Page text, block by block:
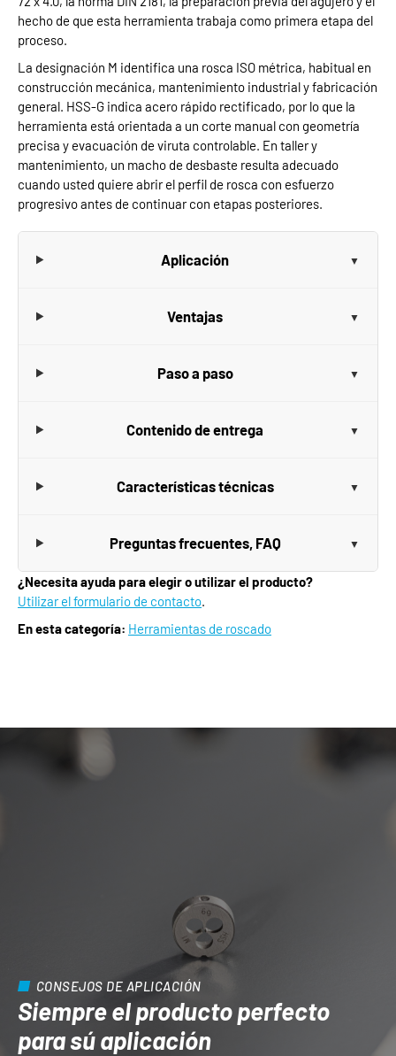
hecho de que esta herramienta trabaja como primera etapa del
proceso.
La designación M identifica una rosca ISO métrica, habitual en
construcción mecánica, mantenimiento industrial y fabricación
general. HSS-G indica acero rápido rectificado, por lo que la
herramienta está orientada a un corte manual con geometría
precisa y evacuación de viruta controlable. En taller y
mantenimiento, un macho de desbaste resulta adecuado
cuando usted quiere abrir el perfil de rosca con esfuerzo
progresivo antes de continuar con etapas posteriores.
Aplicación
Ventajas
Paso a paso
Contenido de entrega
Características técnicas
Preguntas frecuentes, FAQ
¿Necesita ayuda para elegir o utilizar el producto?
Utilizar el formulario de contacto.
En esta categoría: Herramientas de roscado
CONSEJOS DE APLICACIÓN
Siempre el producto perfecto
para sú aplicación